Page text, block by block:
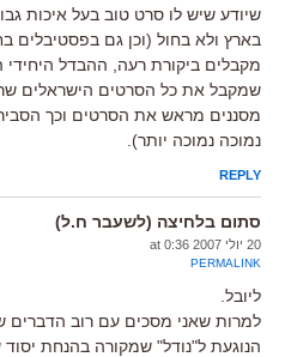
שיודע שיש לו סרט טוב בעל איכות
בארץ ולא בחול (וכן גם בפסטיבלים
מקבלים ביקורת רעה, ההבדל
שמקבל את כל הסרטים הישראלים
מסננים מראש את הסרטים וכך
נמוכה נמוכה יותר).
REPLY
סתום בלחיצה (לשעבר ח.ל)
20 יולי 2007 at 0:36
PERMALINK
ליובל.
למרות שאני מסכים עם רוב
הנוגעת ל"נודל" שמקורה בהנחת יסוד